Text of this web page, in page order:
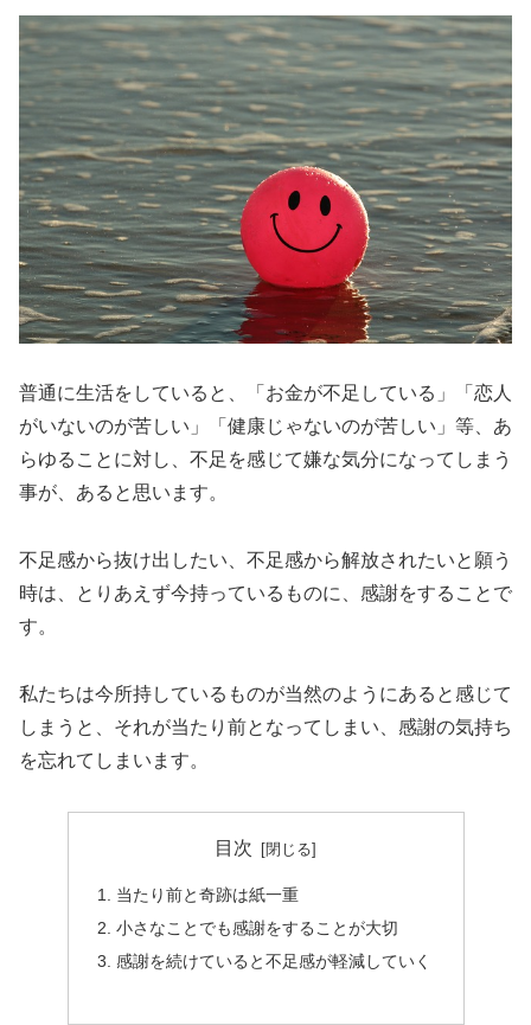
普通に生活をしていると、「お金が不足している」「恋人
がいないのが苦しい」「健康じゃないのが苦しい」等、あ
らゆることに対し、不足を感じて嫌な気分になってしまう
事が、あると思います。
不足感から抜け出したい、不足感から解放されたいと願う
時は、とりあえず今持っているものに、感謝をすることで
す。
私たちは今所持しているものが当然のようにあると感じて
しまうと、それが当たり前となってしまい、感謝の気持ち
を忘れてしまいます。
目次
当たり前と奇跡は紙一重
小さなことでも感謝をすることが大切
感謝を続けていると不足感が軽減していく